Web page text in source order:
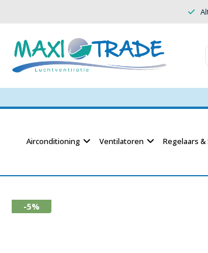
Airconditioning Ventilatoren Regelaars
-5%